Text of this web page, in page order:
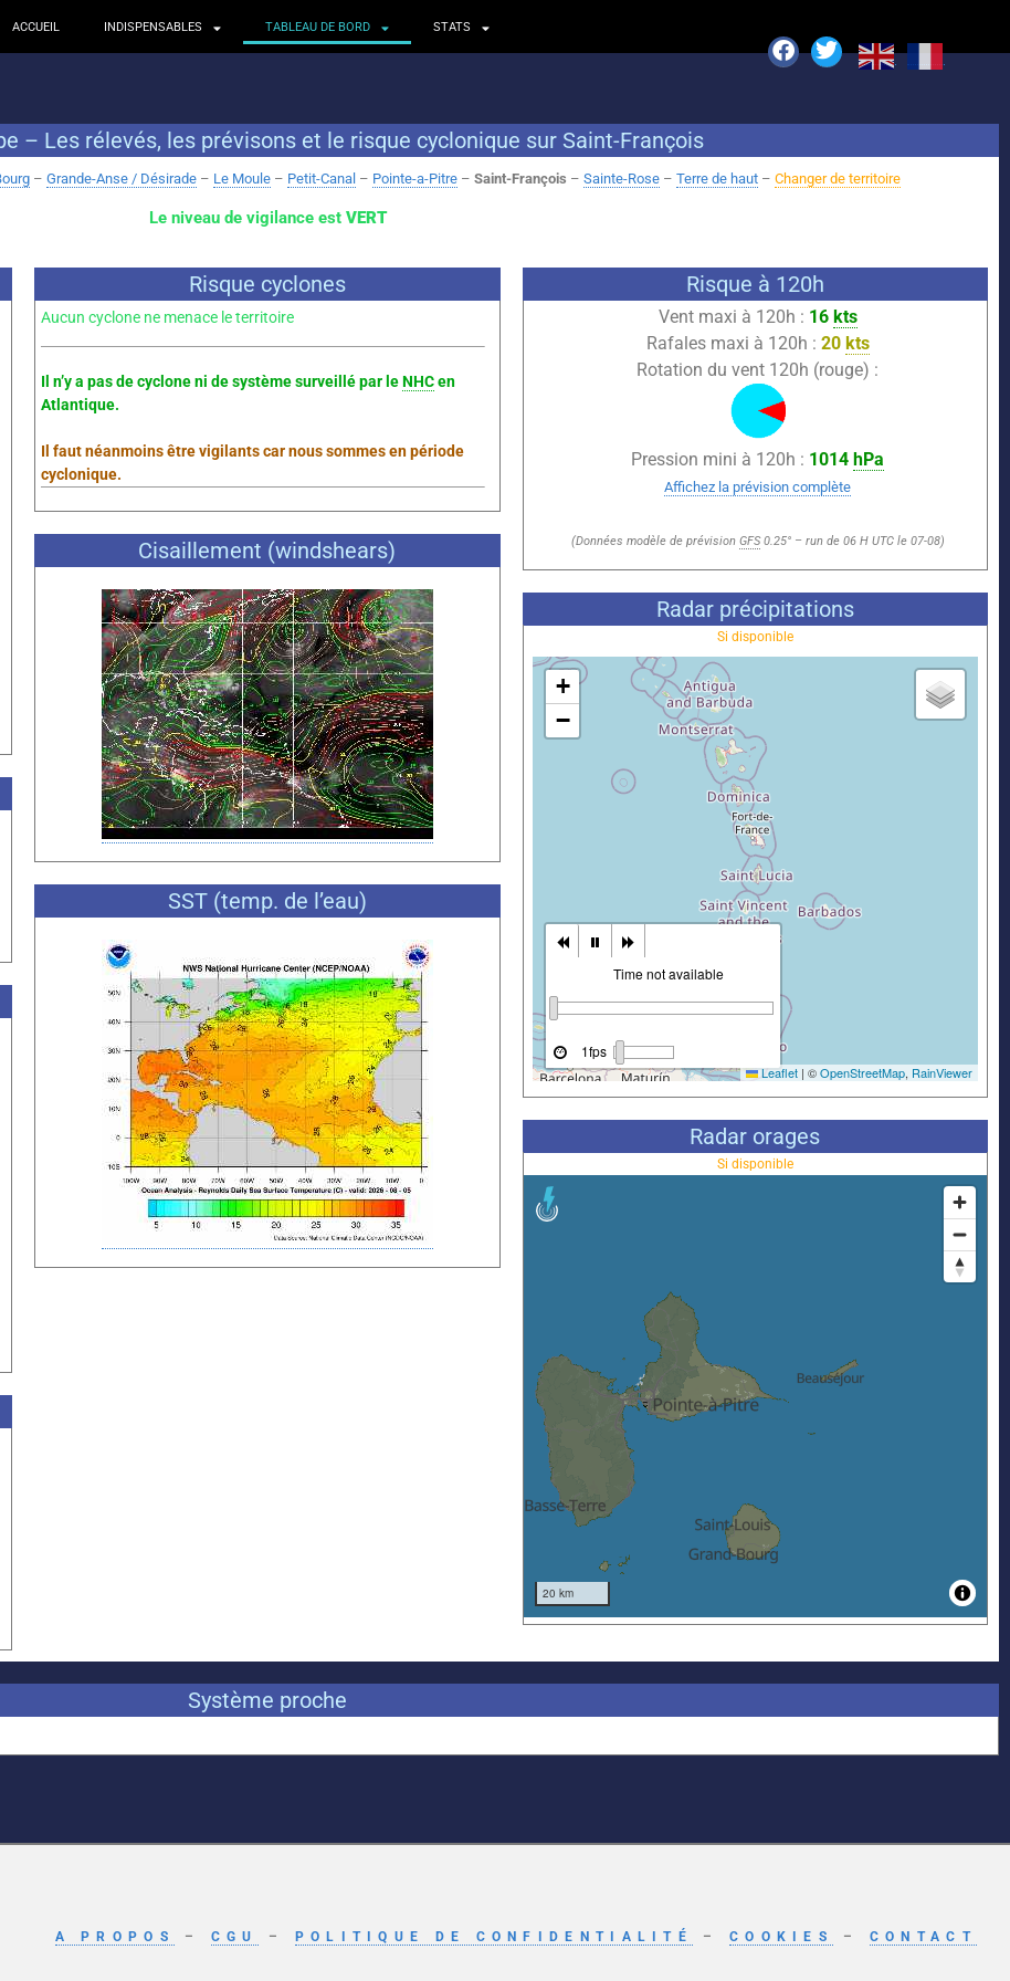
ACCUEIL INDISPENSABLES TABLEAU DE BORD STATS
– Les rélevés, les prévisons et le risque cyclonique sur Saint-François
– Grande-Anse / Désirade – Le Moule – Petit-Canal – Pointe-a-Pitre – Saint-François – Sainte-Rose – Terre de haut – Changer de territoire
Le niveau de vigilance est VERT
Risque cyclones
Aucun cyclone ne menace le territoire
Il n’y a pas de cyclone ni de système surveillé par leNHCen
Atlantique.
Il faut néanmoins être vigilants car nous sommes en période
cyclonique.
Cisaillement (windshears)
SST (temp. de l’eau)
Risque à 120h
Vent maxi à 120h : 16 kts
Rafales maxi à 120h : 20 kts
Rotation du vent 120h (rouge) :
Pression mini à 120h : 1014 hPa
Affichez la prévision complète
(Données modèle de prévision GFS0.25° – run de 06 H UTC le 07-08)
Radar précipitations
Si disponible
Radar orages
Si disponible
Système proche
A PROPOS – CGU – POLITIQUE DE CONFIDENTIALITÉ – COOKIES – CONTACT